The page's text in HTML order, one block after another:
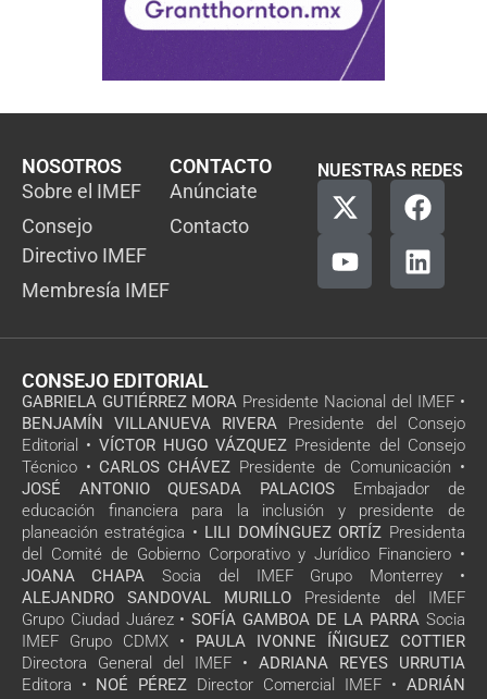
NOSOTROS
Sobre el IMEF
Consejo
Directivo IMEF
Membresía IMEF
CONTACTO
Anúnciate
Contacto
NUESTRAS REDES
CONSEJO EDITORIAL
GABRIELA GUTIÉRREZ MORA Presidente Nacional del IMEF •
BENJAMÍN VILLANUEVA RIVERA Presidente del Consejo
Editorial • VÍCTOR HUGO VÁZQUEZ Presidente del Consejo
Técnico • CARLOS CHÁVEZ Presidente de Comunicación •
JOSÉ ANTONIO QUESADA PALACIOS Embajador de
educación financiera para la inclusión y presidente de
planeación estratégica • LILI DOMÍNGUEZ ORTÍZ Presidenta
del Comité de Gobierno Corporativo y Jurídico Financiero •
JOANA CHAPA Socia del IMEF Grupo Monterrey •
ALEJANDRO SANDOVAL MURILLO Presidente del IMEF
Grupo Ciudad Juárez • SOFÍA GAMBOA DE LA PARRA Socia
IMEF Grupo CDMX • PAULA IVONNE ÍÑIGUEZ COTTIER
Directora General del IMEF • ADRIANA REYES URRUTIA
Editora • NOÉ PÉREZ Director Comercial IMEF • ADRIÁN